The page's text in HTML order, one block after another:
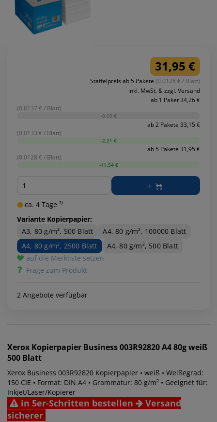
31,95 €
Staffelpreis ab 5 Pakete (0.0128 € / Blatt)
inkl. MwSt. & zzgl. Versand
ab 1 Paket 34,26 €
(0.0137 € / Blatt)
-0,00 €
ab 2 Pakete 33,15 €
(0.0133 € / Blatt)
-2,21 €
ab 5 Pakete 31,95 €
(0.0128 € / Blatt)
-11,54 €
Menge
ca. 4 Tage ²⁾
Variante Kopierpapier:
A3, 80 g/m², 500 Blatt
A4, 80 g/m², 100000 Blatt
A4, 80 g/m², 2500 Blatt
A4, 80 g/m², 500 Blatt
auf die Merkliste setzen
Frage zum Produkt
2 Angebote verfügbar
Xerox Kopierpapier Business 003R92820 A4 80g weiß
500 Blatt
Xerox Business 003R92820 Kopierpapier • weiß • Weißegrad:
150 CIE • Format: DIN A4 • Grammatur: 80 g/m² • Geeignet für:
Inkjet/Laser/Kopierer
in 5er-Schritten bestellen
Versand
sicherer